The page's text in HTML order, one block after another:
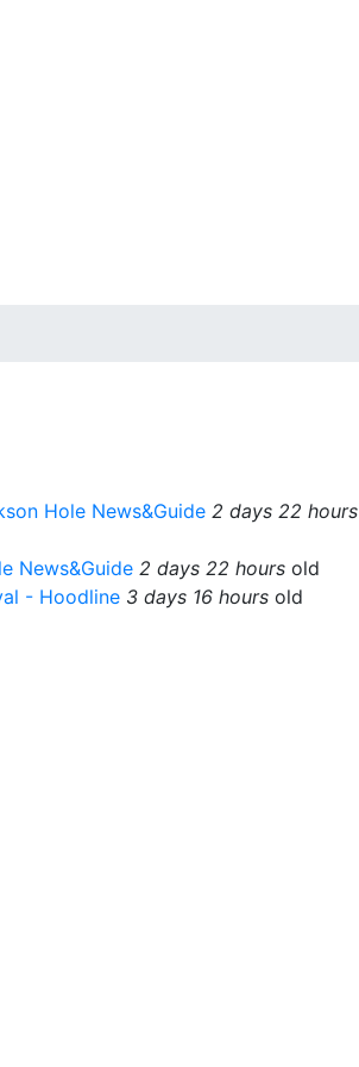
Hole News&Guide 2 days 22 hours
News&Guide 2 days 22 hours old
- Hoodline 3 days 16 hours old